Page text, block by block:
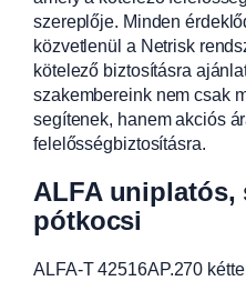
szereplője. Minden
közvetlenül a Netrisk
kötelező biztosításra
szakembereink nem csak
segítenek, hanem akciós
felelősségbiztosításra.
ALFA uniplatós,
pótkocsi
ALFA-T 42516AP.270